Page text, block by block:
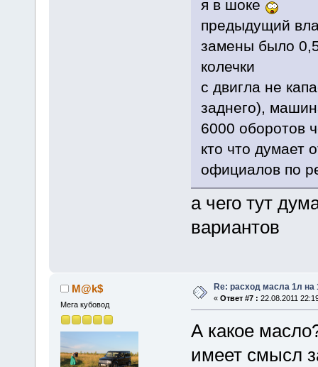
я в шоке
предыдущий
замены было
колечки
с двигла не
заднего),
6000 оборотов
кто что думает
официалов по
а чего тут
вариантов
M@k$
Мега кубовод
Re: расход масла 1л на
« Ответ #7 : 22.08.2011
А какое
имеет смысл